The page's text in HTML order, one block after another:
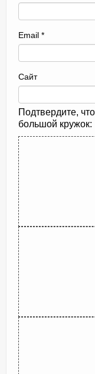
Email *
Сайт
Подтвердите,
большой кружок: